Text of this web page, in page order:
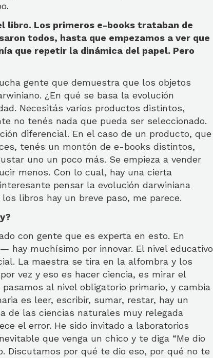
libro. Los primeros e-books trataban de
todos, hasta que empezamos a ver que
que repetir la dinámica del papel. Pero
gente que demuestra que los objetos
¿En qué se basa la evolución
Necesitás varios productos distintos,
no tenés nada que pueda ser seleccionado.
diferencial. En el caso de un producto, que
tenés un montón de e-books distintos,
uno un poco más. Se empieza a vender
menos. Con lo cual, hay una cierta
pensar la evolución darwiniana
libros hay un breve paso, me parece.
con gente que es experta en esto. En
hay muchísimo por innovar. El nivel educativo
La maestra se tira en la alfombra y los
vez y eso es hacer ciencia, es mirar el
al nivel obligatorio primario, y cambia
es leer, escribir, sumar, restar, hay un
de las ciencias naturales muy relegada
el error. He sido invitado a laboratorios
que venga un chico y te diga “Me dio
Discutamos por qué te dio eso, por qué no te